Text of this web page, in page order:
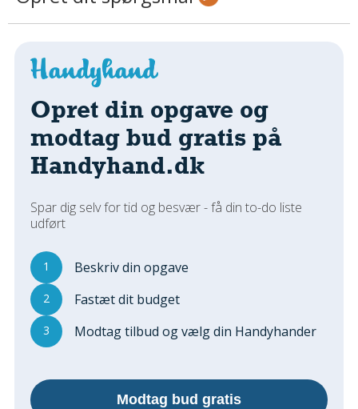
Udskiftning Og Montage
Om Materialer
Tips Og Tests
VVS
Montage Og Udskiftning
Reparation Og Vedligehold
Varme Og Energi
Andet
MALER
Indendørs
Udendørs
Kan Det Males?
MURER
Reparationer
Opret din opgave og
modtag bud gratis på
Handyhand.dk
Spar dig selv for tid og besvær - få din to-do liste
udført
1 Beskriv din opgave
2 Fastæt dit budget
3 Modtag tilbud og vælg din Handyhander
Modtag bud gratis